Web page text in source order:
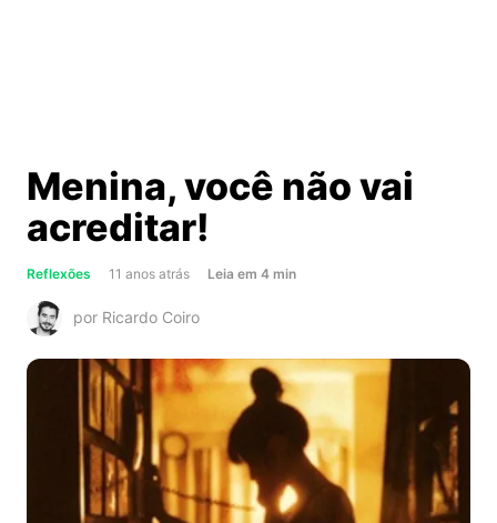
Menina, você não vai
acreditar!
Reflexões 11 anos atrás Leia about
vai
acreditar!
em 4 min
por Ricardo Coiro